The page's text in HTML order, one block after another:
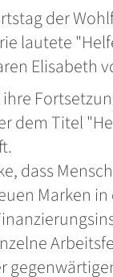
der
lautete
Elisabeth
ihre
dem Titel
dass
Marken